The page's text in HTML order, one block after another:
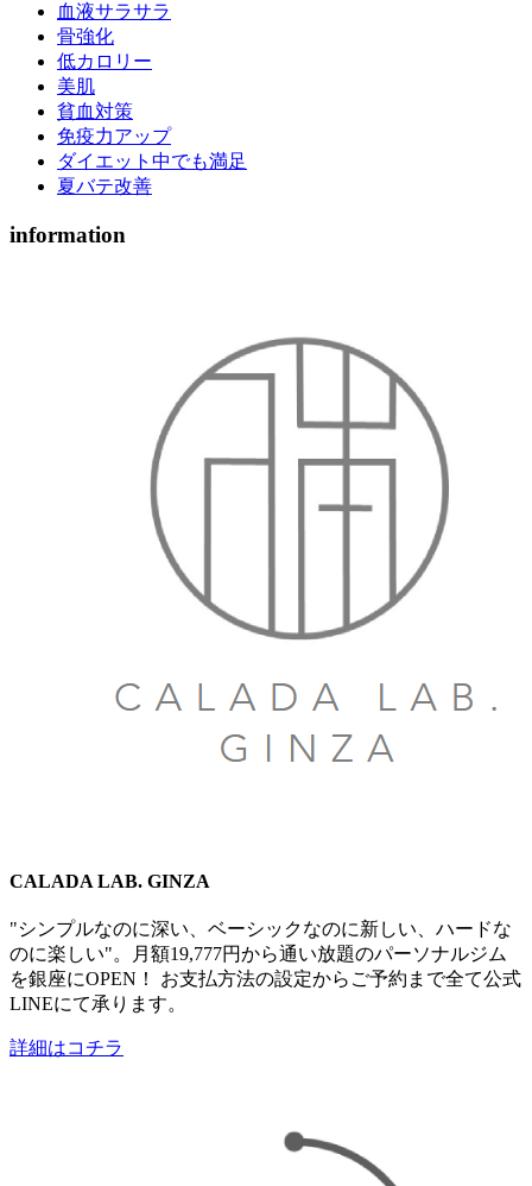
血液サラサラ
骨強化
低カロリー
美肌
貧血対策
免疫力アップ
ダイエット中でも満足
夏バテ改善
information
CALADA LAB. GINZA
"シンプルなのに深い、ベーシックなのに新しい、​ハードな
のに楽しい"。月額19,777円から通い放題のパーソナルジム
を銀座にOPEN！ お支払方法の設定からご予約まで全て​公式
LINEにて承ります。
詳細はコチラ